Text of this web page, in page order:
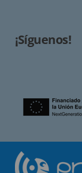
¡Síguenos!